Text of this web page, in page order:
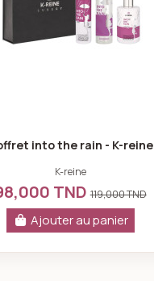
into the rain - K-reine
K-reine
TND119,000 TND
Ajouter au panier